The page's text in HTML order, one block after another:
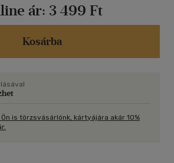
egy olyan világban, amely felé jelen
jel szerint - szélsebesen haladunk. Az
groteszk társadalmi parabola,
egyúttal szellemes figyelmeztetés a
ár: 3 499 Ft
Kosárba
is törzsvásárlónk, kártyájára akár 10%